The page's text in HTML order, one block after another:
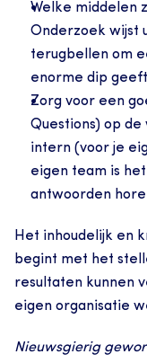
Welke middelen
Onderzoek wijst
terugbellen om
enorme dip
Zorg voor een
Questions) op
intern (voor je
eigen team is
antwoorden
Het inhoudelijk en
begint met het
resultaten kunnen
eigen organisatie
Nieuwsgierig